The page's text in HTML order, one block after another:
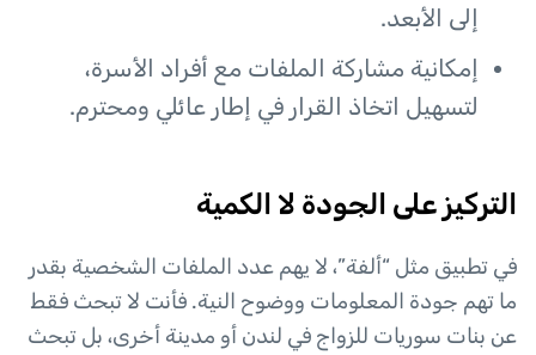
إلى الأبعد.
إمكانية مشاركة الملفات مع أفراد الأسرة،
لتسهيل اتخاذ القرار في إطار عائلي ومحترم.
التركيز على الجودة لا الكمية
في تطبيق مثل “ألفة”، لا يهم عدد الملفات الشخصية بقدر
ما تهم جودة المعلومات ووضوح النية. فأنت لا تبحث فقط
عن بنات سوريات للزواج في لندن أو مدينة أخرى، بل تبحث